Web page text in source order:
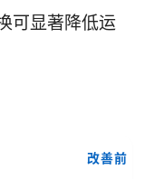
可显著降低运
改善前